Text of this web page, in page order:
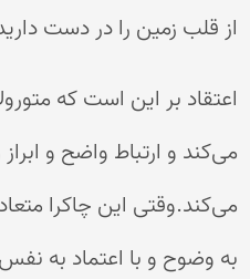
از قلب زمین را در دست
اعتقاد بر این است که
می‌کند و ارتباط واضح و
می‌کند.وقتی این چاکرا
به وضوح و با اعتماد به نفس